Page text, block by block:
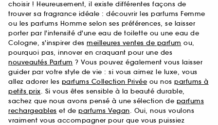
choisir ! Heureusement, il existe différentes façons de
trouver sa fragrance idéale : découvrir les parfums Femme
ou les parfums Homme selon ses préférences, se laisser
porter par l'intensité d'une eau de toilette ou une eau de
Cologne, s'inspirer des meilleures ventes de parfum ou,
pourquoi pas, innover en craquant pour une des
nouveautés Parfum ? Vous pouvez également vous laisser
guider par votre style de vie : si vous aimez le luxe, vous
allez adorer les parfums Collection Privée ou nos parfums à
petits prix. Si vous êtes sensible à la beauté durable,
sachez que nous avons pensé à une sélection de parfums
rechargeables et de parfums Vegan. Oui, nous voulons
vraiment vous accompagner pour que vous puissiez